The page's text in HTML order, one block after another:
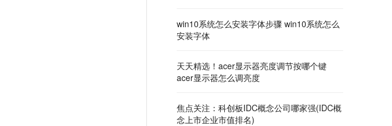
win10系统怎么安装字体步骤 win10系统怎么
安装字体
天天精选！acer显示器亮度调节按哪个键
acer显示器怎么调亮度
焦点关注：科创板IDC概念公司哪家强(IDC概
念上市企业市值排名)